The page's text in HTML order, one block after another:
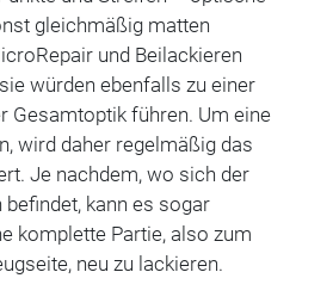
gleichmäßig matten
und Beilackieren
würden ebenfalls zu einer
Gesamtoptik führen. Um eine
wird daher regelmäßig das
Je nachdem, wo sich der
befindet, kann es sogar
komplette Partie, also zum
neu zu lackieren.